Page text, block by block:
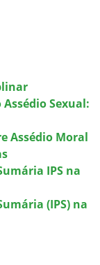
Sexual:
Assédio Moral
IPS na
(IPS) na